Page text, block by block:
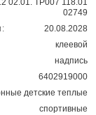
02.01. ТР007 118.01
02749
20.08.2028
клеевой
надпись
6402919000
детские теплые
спортивные